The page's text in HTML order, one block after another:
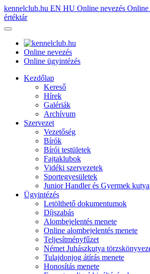
kennelclub.hu EN HU Online nevezés Online
értéktár
Online nevezés
Online ügyintézés
Kezdőlap
Kereső
Hírek
Galériák
Archívum
Szervezet
Vezetőség
Bírók
Bírói testületek
Fajtaklubok
Vidéki szervezetek
Sportegyesületek
Junior Handler és Gyermek
Ügyintézés
Letölthető dokumentumok
Díjszabás
Alombejelentés menete
Online alombejelentés menete
Teljesítményfűzet
Német Juhászkutya
Tulajdonjog átírás menete
Honosítás menete